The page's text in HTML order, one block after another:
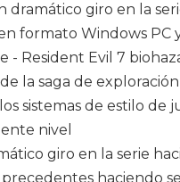
giro en la
formato Windows PC
- Resident Evil 7
la saga de
sistemas de estilo de
nivel
giro en la serie
haciendo